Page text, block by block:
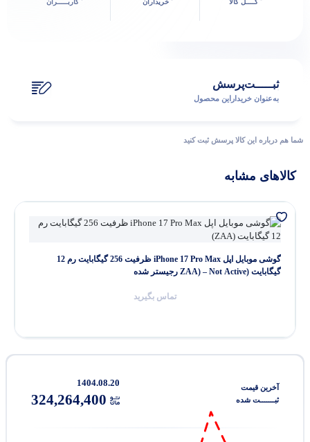
ثبـــــت‌پرسش
به‌عنوان ‌خریدار‌این‌ محصول
شما هم درباره این کالا پرسش ثبت کنید
کالاهای مشابه
گوشی موبایل اپل iPhone 17 Pro Max ظرفیت 256 گیگابایت رم 12
گیگابایت (ZAA) – Not Active رجیستر شده
تماس بگیرید
آخرین‌ قیمت
ثبـــــــت‌ شده
1404.08.20
324,264,400